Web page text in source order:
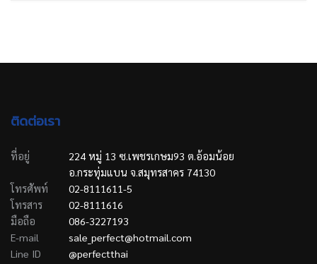
ติดต่อเรา
ที่อยู่
224 หมู่ 13 ซ.เพชรเกษม93 ต.อ้อมน้อย
อ.กระทุ่มแบน จ.สมุทรสาคร 74130
โทรศัพท์
02-8111611-5
โทรสาร
02-8111616
มือถือ
086-3227193
E-mail
sale_perfect@hotmail.com
Line ID
@perfectthai